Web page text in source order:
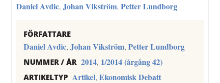
Daniel Avdic,Johan Vikström,Petter Lundborg
FÖRFATTARE
Daniel Avdic,Johan Vikström,Petter Lundborg
NUMMER / ÅR 2014, 1/2014 (årgång 42)
ARTIKELTYP Artikel,Ekonomisk Debatt